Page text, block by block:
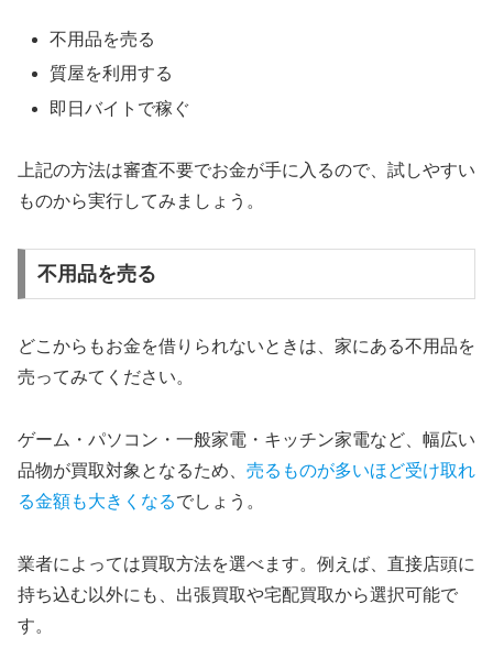
不用品を売る
質屋を利用する
即日バイトで稼ぐ
上記の方法は審査不要でお金が手に入るので、試しやすい
ものから実行してみましょう。
不用品を売る
どこからもお金を借りられないときは、家にある不用品を
売ってみてください。
ゲーム・パソコン・一般家電・キッチン家電など、幅広い
品物が買取対象となるため、 売るものが多いほど受け取れ
る金額も大きくなるでしょう。
業者によっては買取方法を選べます。例えば、直接店頭に
持ち込む以外にも、出張買取や宅配買取から選択可能で
す。